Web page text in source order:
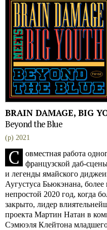
BRAIN DAMAGE, BIG
Beyond the Blue
(p) 2021
C
овместная работа
французской даб-
и легенды ямайского
Аугустуса Бьюкэнана,
непростой 2020 год, когда
закрыто, лидер
проекта Мартин Натан в
Сэмюэля Клейтона